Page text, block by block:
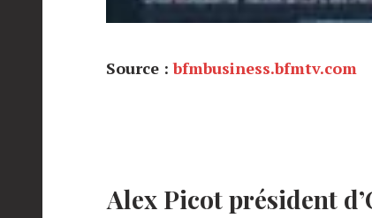
Source :bfmbusiness.bfmtv.com
Alex Picot président